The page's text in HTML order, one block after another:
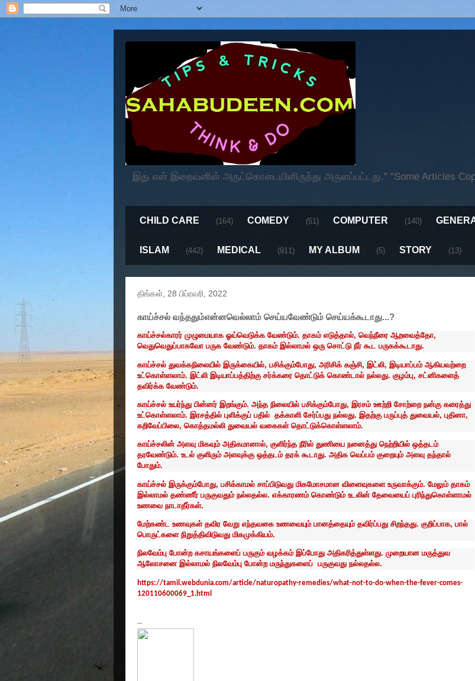
இது என் இறைவனின் அருட்கொடையிளிருந்து அருளப்பட்டது." "Some Articles
CHILD CARE (164) COMEDY (51) COMPUTER (140)
ISLAM (442) MEDICAL (911) MY ALBUM (5) STORY (13)
திங்கள், 28 பிப்ரவரி, 2022
காய்ச்சல் வந்ததும்என்னவெல்லாம் செய்யவேண்டும் செய்யக்கூடாது...?
காய்ச்சல்காரர் முழுமையாக ஓய்வெடுக்க வேண்டும். தாகம் எடுத்தால், வெந்நீரை ஆறவைத்தோ,
வெதுவெதுப்பாகவோ பருக வேண்டும். தாகம் இல்லாமல் ஒரு சொட்டு நீர் கூட பருகக்கூடாது.
காய்ச்சல் துவக்கநிலையில் இருக்கையில், பசிக்கும்போது, அரிசிக் கஞ்சி, இட்லி, இடியாப்பம் ஆகியவற்றை
உட்கொள்ளலாம். இட்லி இடியாப்பத்திற்கு சர்க்கரை தொட்டுக் கொண்டால் நல்லது. குழம்பு, சட்னிகளைத்
தவிர்க்க வேண்டும்.
காய்ச்சல் உயர்ந்து பின்னர் இறங்கும். அந்த நிலையில் பசிக்கும்போது, இரசம் ஊற்றி சோற்றை நன்கு கரைத்து
உட்கொள்ளலாம். இரசத்தில் புளிக்குப் பதில் தக்காளி சேர்ப்பது நல்லது. இதற்கு பருப்புத் துவையல், புதினா,
கறிவேப்பிலை, கொத்தமல்லி துவையல் வகைகள் தொட்டுக்கொள்ளலாம்.
காய்ச்சலின் அளவு மிகவும் அதிகமானால், குளிர்ந்த நீரில் துணியை நனைத்து நெற்றியில் ஒத்தடம்
தரவேண்டும். உடல் குளிரும் அளவுக்கு ஒத்தடம் தரக் கூடாது. அதிக வெப்பம் குறையும் அளவு தந்தால்
போதும்.
காய்ச்சல் இருக்கும்போது, பசிக்காமல் சாப்பிடுவது மிகமோசமான விளைவுகளை உருவாக்கும். மேலும் தாகம்
இல்லாமல் தண்ணீர் பருகுவதும் நல்லதல்ல. எக்காரணம் கொண்டும் உடலின் தேவையைப் புரிந்துகொள்ளாமல்
உணவை நாடாதீர்கள்.
மேற்கண்ட உணவுகள் தவிர வேறு எந்தவகை உணவையும் பானத்தையும் தவிர்ப்பது சிறந்தது. குறிப்பாக, பால்
பொருட்களை நிறுத்திவிடுவது மிகமுக்கியம்.
நிலவேம்பு போன்ற கசாயங்களைப் பருகும் வழக்கம் இப்போது அதிகரித்துள்ளது. முறையான மருத்துவ
ஆலோசனை இல்லாமல் நிலவேம்பு போன்ற மருந்துகளைப் பருகுவது நல்லதல்ல.
https://tamil.webdunia.com/article/naturopathy-remedies/what-not-to-do-when-the-fever-comes-
120110600069_1.html
--